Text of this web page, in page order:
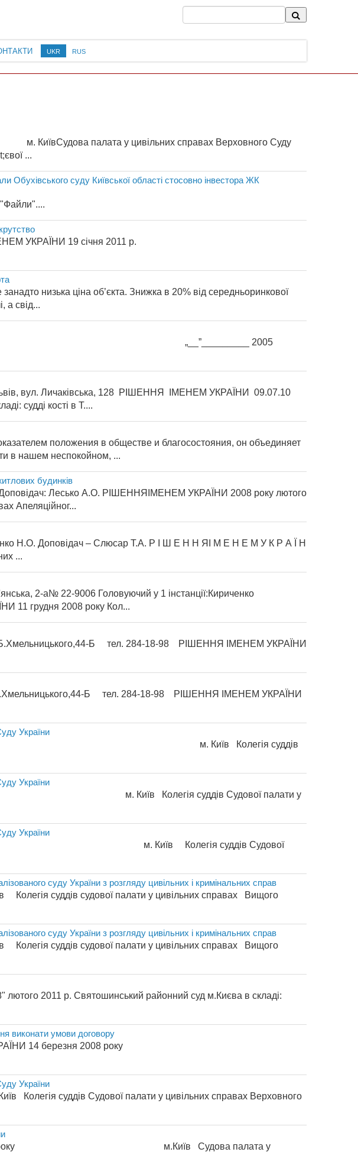
UKR RUS
палата у цивільних справах Верховного Суду
...
Обухівського суду Київської області стосовно інвестора ЖК
ІМЕНЕМ УКРАЇНИ 19 січня 2011 р.
низька ціна об’єкта. Знижка в 20% від середньоринкової
а свід...
м. Київ „__”_________ 2005
вул. Личаківська, 128 РІШЕННЯ ІМЕНЕМ УКРАЇНИ 09.07.10
судді кості в Т....
положения в обществе и благосостояния, он объединяет
в нашем неспокойном, ...
будинків
Доповідач: Лесько А.О. РІШЕННЯІМЕНЕМ УКРАЇНИ 2008 року лютого
Апеляційног...
Н.О. Доповідач – Слюсар Т.А. Р І Ш Е Н Н ЯІ М Е Н Е М У К Р А Ї Н
...
2-а№ 22-9006 Головуючий у 1 інстанції:Кириченко
грудня 2008 року Кол...
Б тел. 284-18-98 РІШЕННЯ ІМЕНЕМ УКРАЇНИ
Б тел. 284-18-98 РІШЕННЯ ІМЕНЕМ УКРАЇНИ
України
2007 року м. Київ Колегія суддів
України
м. Київ Колегія суддів Судової палати у
України
року м. Київ Колегія суддів Судової
суду України з розгляду цивільних і кримінальних справ
суддів судової палати у цивільних справах Вищого
суду України з розгляду цивільних і кримінальних справ
суддів судової палати у цивільних справах Вищого
2011 р. Святошинський районний суд м.Києва в складі:
виконати умови договору
УКРАЇНИ 14 березня 2008 року
України
суддів Судової палати у цивільних справах Верховного
2006 року м.Київ Судова палата у